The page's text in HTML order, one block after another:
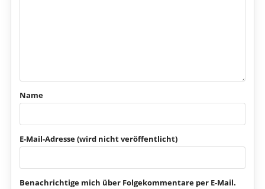
Name
E-Mail-Adresse (wird nicht veröffentlicht)
Benachrichtige mich über Folgekommentare per E-Mail.